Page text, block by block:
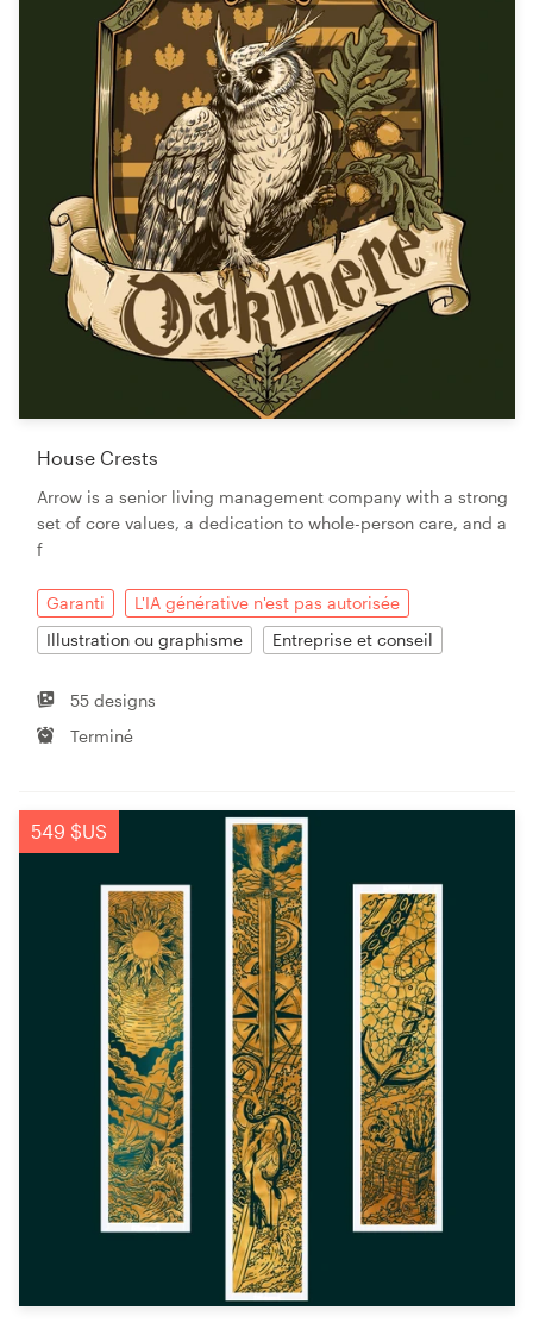
House Crests
Arrow is a senior living management company with a strong
set of core values, a dedication to whole-person care, and a
f
Garanti
L'IA générative n'est pas autorisée
Illustration ou graphisme
Entreprise et conseil
55 designs
Terminé
549 $US